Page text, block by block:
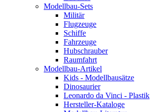
Modellbau-Sets
Militär
Flugzeuge
Schiffe
Fahrzeuge
Hubschrauber
Raumfahrt
Modellbau-Artikel
Kids - Modellbausätze
Dinosaurier
Leonardo da Vinci - Plastik
Hersteller-Kataloge